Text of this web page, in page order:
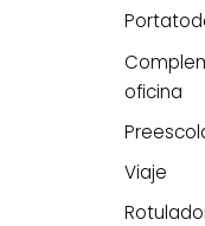
oficina
Viaje